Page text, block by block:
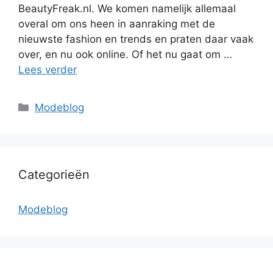
BeautyFreak.nl. We komen namelijk allemaal
overal om ons heen in aanraking met de
nieuwste fashion en trends en praten daar vaak
over, en nu ook online. Of het nu gaat om …
Lees verder
Categorieën
Modeblog
Categorieën
Modeblog